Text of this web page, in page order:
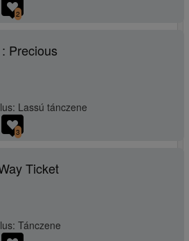
2
Precious
Lassú tánczene
3
Ticket
Tánczene